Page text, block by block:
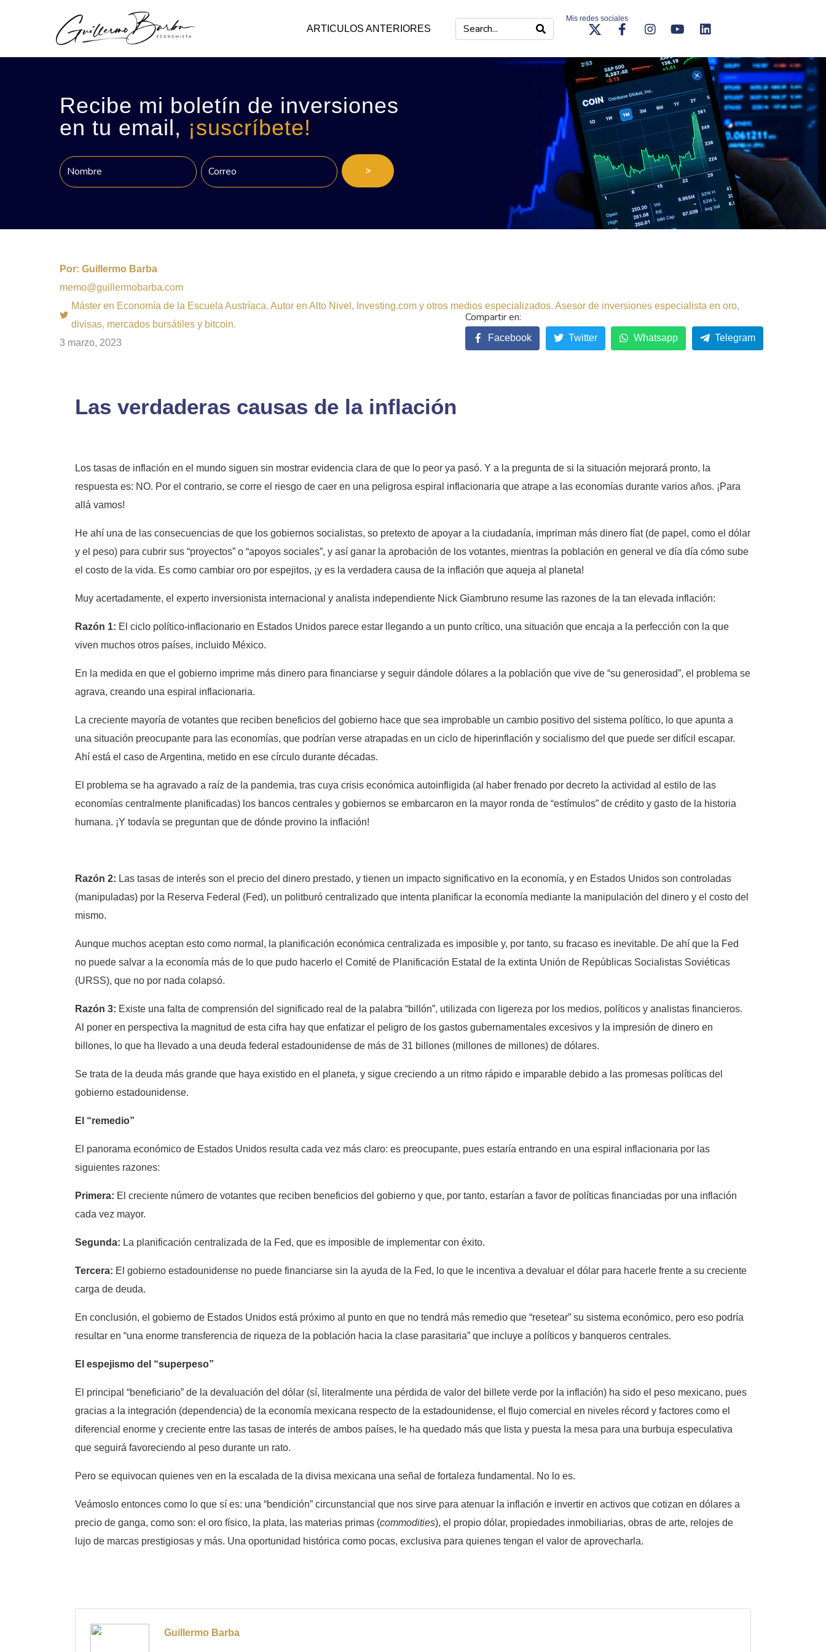
ARTICULOS ANTERIORES
Mis redes sociales
Recibe mi boletín de inversiones
en tu email, ¡suscríbete!
>
Por: Guillermo Barba
memo@guillermobarba.com
Máster en Economía de la Escuela Austríaca. Autor en Alto Nivel, Investing.com y otros medios especializados. Asesor de inversiones especialista en oro,
divisas, mercados bursátiles y bitcoin.
3 marzo, 2023
Las verdaderas causas de la inflación
Los tasas de inflación en el mundo siguen sin mostrar evidencia clara de que lo peor ya pasó. Y a la pregunta de si la situación mejorará pronto, la
respuesta es: NO. Por el contrario, se corre el riesgo de caer en una peligrosa espiral inflacionaria que atrape a las economías durante varios años. ¡Para
allá vamos!
He ahí una de las consecuencias de que los gobiernos socialistas, so pretexto de apoyar a la ciudadanía, impriman más dinero fíat (de papel, como el dólar
y el peso) para cubrir sus “proyectos” o “apoyos sociales”, y así ganar la aprobación de los votantes, mientras la población en general ve día día cómo sube
el costo de la vida. Es como cambiar oro por espejitos, ¡y es la verdadera causa de la inflación que aqueja al planeta!
Muy acertadamente, el experto inversionista internacional y analista independiente Nick Giambruno resume las razones de la tan elevada inflación:
Razón 1: El ciclo político-inflacionario en Estados Unidos parece estar llegando a un punto crítico, una situación que encaja a la perfección con la que
viven muchos otros países, incluido México.
En la medida en que el gobierno imprime más dinero para financiarse y seguir dándole dólares a la población que vive de “su generosidad”, el problema se
agrava, creando una espiral inflacionaria.
La creciente mayoría de votantes que reciben beneficios del gobierno hace que sea improbable un cambio positivo del sistema político, lo que apunta a
una situación preocupante para las economías, que podrían verse atrapadas en un ciclo de hiperinflación y socialismo del que puede ser difícil escapar.
Ahí está el caso de Argentina, metido en ese círculo durante décadas.
El problema se ha agravado a raíz de la pandemia, tras cuya crisis económica autoinfligida (al haber frenado por decreto la actividad al estilo de las
economías centralmente planificadas) los bancos centrales y gobiernos se embarcaron en la mayor ronda de “estímulos” de crédito y gasto de la historia
humana. ¡Y todavía se preguntan que de dónde provino la inflación!
Razón 2: Las tasas de interés son el precio del dinero prestado, y tienen un impacto significativo en la economía, y en Estados Unidos son controladas
(manipuladas) por la Reserva Federal (Fed), un politburó centralizado que intenta planificar la economía mediante la manipulación del dinero y el costo del
mismo.
Aunque muchos aceptan esto como normal, la planificación económica centralizada es imposible y, por tanto, su fracaso es inevitable. De ahí que la Fed
no puede salvar a la economía más de lo que pudo hacerlo el Comité de Planificación Estatal de la extinta Unión de Repúblicas Socialistas Soviéticas
(URSS), que no por nada colapsó.
Razón 3: Existe una falta de comprensión del significado real de la palabra “billón”, utilizada con ligereza por los medios, políticos y analistas financieros.
Al poner en perspectiva la magnitud de esta cifra hay que enfatizar el peligro de los gastos gubernamentales excesivos y la impresión de dinero en
billones, lo que ha llevado a una deuda federal estadounidense de más de 31 billones (millones de millones) de dólares.
Se trata de la deuda más grande que haya existido en el planeta, y sigue creciendo a un ritmo rápido e imparable debido a las promesas políticas del
gobierno estadounidense.
El “remedio”
El panorama económico de Estados Unidos resulta cada vez más claro: es preocupante, pues estaría entrando en una espiral inflacionaria por las
siguientes razones:
Primera: El creciente número de votantes que reciben beneficios del gobierno y que, por tanto, estarían a favor de políticas financiadas por una inflación
cada vez mayor.
Segunda: La planificación centralizada de la Fed, que es imposible de implementar con éxito.
Tercera: El gobierno estadounidense no puede financiarse sin la ayuda de la Fed, lo que le incentiva a devaluar el dólar para hacerle frente a su creciente
carga de deuda.
En conclusión, el gobierno de Estados Unidos está próximo al punto en que no tendrá más remedio que “resetear” su sistema económico, pero eso podría
resultar en “una enorme transferencia de riqueza de la población hacia la clase parasitaria” que incluye a políticos y banqueros centrales.
El espejismo del “superpeso”
El principal “beneficiario” de la devaluación del dólar (sí, literalmente una pérdida de valor del billete verde por la inflación) ha sido el peso mexicano, pues
gracias a la integración (dependencia) de la economía mexicana respecto de la estadounidense, el flujo comercial en niveles récord y factores como el
diferencial enorme y creciente entre las tasas de interés de ambos países, le ha quedado más que lista y puesta la mesa para una burbuja especulativa
que seguirá favoreciendo al peso durante un rato.
Pero se equivocan quienes ven en la escalada de la divisa mexicana una señal de fortaleza fundamental. No lo es.
Veámoslo entonces como lo que sí es: una “bendición” circunstancial que nos sirve para atenuar la inflación e invertir en activos que cotizan en dólares a
precio de ganga, como son: el oro físico, la plata, las materias primas (commodities), el propio dólar, propiedades inmobiliarias, obras de arte, relojes de
lujo de marcas prestigiosas y más. Una oportunidad histórica como pocas, exclusiva para quienes tengan el valor de aprovecharla.
Facebook Twitter Whatsapp Telegram
Guillermo Barba